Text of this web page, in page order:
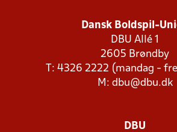
Dansk Boldspil-
DBU Allé 1
2605 Brøndby
T: 4326 2222 (mandag -
M: dbu@dbu.dk
DBU